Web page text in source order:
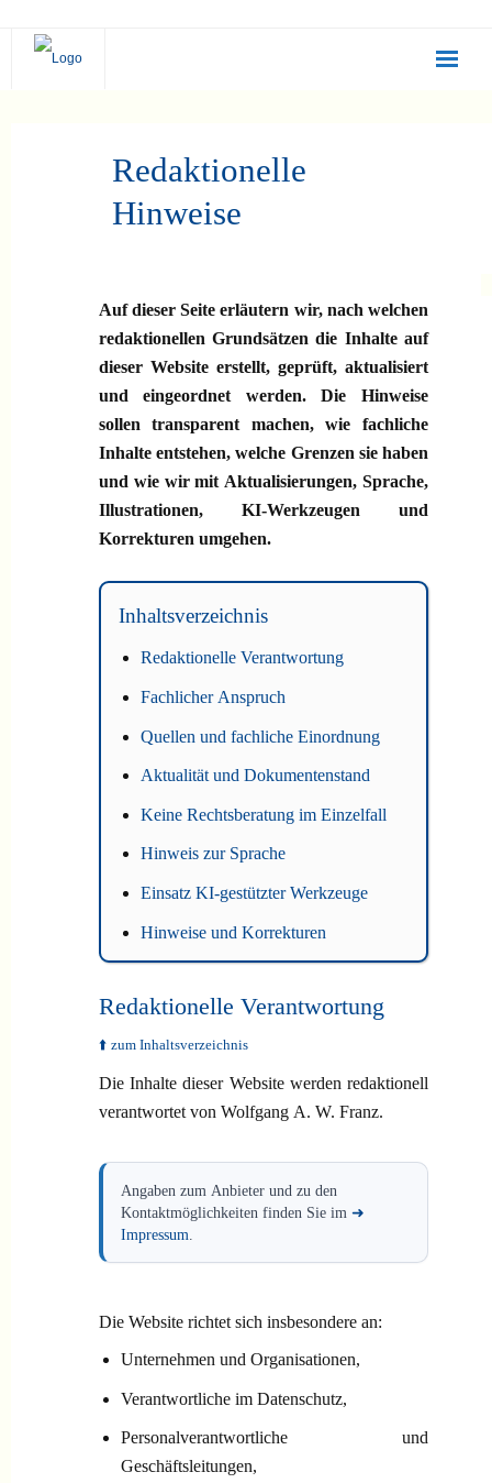
Umsetzung
SQIDAS
EQUAL PAY
Redaktionelle
Hinweise
Auf dieser Seite erläutern wir, nach welchen
redaktionellen Grundsätzen die Inhalte auf
dieser Website erstellt, geprüft, aktualisiert
und eingeordnet werden. Die Hinweise
sollen transparent machen, wie fachliche
Inhalte entstehen, welche Grenzen sie haben
und wie wir mit Aktualisierungen, Sprache,
Illustrationen, KI-Werkzeugen und
Korrekturen umgehen.
Inhaltsverzeichnis
Redaktionelle Verantwortung
Fachlicher Anspruch
Quellen und fachliche Einordnung
Aktualität und Dokumentenstand
Keine Rechtsberatung im Einzelfall
Hinweis zur Sprache
Einsatz KI-gestützter Werkzeuge
Hinweise und Korrekturen
Redaktionelle Verantwortung
⬆️ zum Inhaltsverzeichnis
Die Inhalte dieser Website werden redaktionell
verantwortet von Wolfgang A. W. Franz.
Angaben zum Anbieter und zu den
Kontaktmöglichkeiten finden Sie im ➜
Impressum
Die Website richtet sich insbesondere an:
Unternehmen und Organisationen,
Verantwortliche im Datenschutz,
Personalverantwortliche und
Geschäftsleitungen,